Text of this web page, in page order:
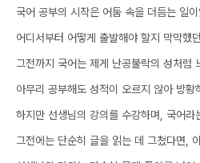
국어 공부의 시작은 어둠 속을 더듬는 일
어디서부터 어떻게 출발해야 할지 막막했
그전까지 국어는 제게 난공불락의 성처럼
아무리 공부해도 성적이 오르지 않아 방
하지만 선생님의 강의를 수강하며, 국어
그전에는 단순히 글을 읽는 데 그쳤다면,